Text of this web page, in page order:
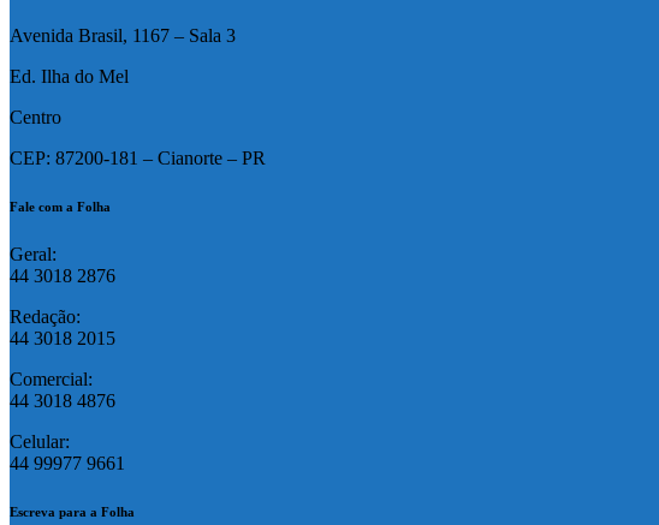
Avenida Brasil, 1167 – Sala 3
Ed. Ilha do Mel
Centro
CEP: 87200-181 – Cianorte – PR
Fale com a Folha
Geral:
44 3018 2876
Redação:
44 3018 2015
Comercial:
44 3018 4876
Celular:
44 99977 9661
Escreva para a Folha